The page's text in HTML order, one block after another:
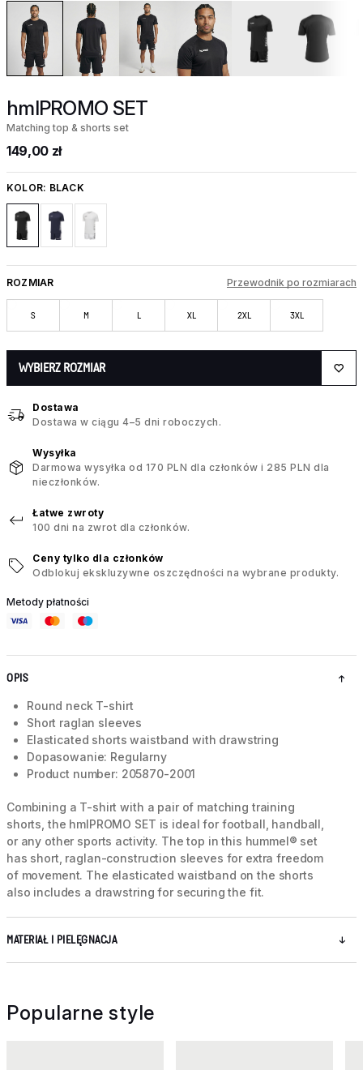
hmlPROMO SET
Matching top & shorts set
149,00 zł
KOLOR: BLACK
ROZMIAR Przewodnik po rozmiarach
S M L XL 2XL 3XL
WYBIERZ ROZMIAR
Dostawa
Dostawa w ciągu 4–5 dni roboczych.
Wysyłka
Darmowa wysyłka od 170 PLN dla członków i 285 PLN dla
nieczłonków.
Łatwe zwroty
100 dni na zwrot dla członków.
Ceny tylko dla członków
Odblokuj ekskluzywne oszczędności na wybrane produkty.
Metody płatności
OPIS
Round neck T-shirt
Short raglan sleeves
Elasticated shorts waistband with drawstring
Dopasowanie: Regularny
Product number: 205870-2001
Combining a T-shirt with a pair of matching training
shorts, the hmlPROMO SET is ideal for football, handball,
or any other sports activity. The top in this hummel® set
has short, raglan-construction sleeves for extra freedom
of movement. The elasticated waistband on the shorts
also includes a drawstring for securing the fit.
MATERIAŁ I PIELĘGNACJA
Popularne style